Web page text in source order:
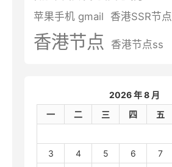
苹果手机 gmail 香港SSR节点
香港节点 香港节点ss
2026 年 8 月
一
二 三 四 五
3
4 5 6 7